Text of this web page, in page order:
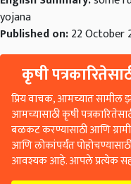
yojana
Published on:22 October
कृषी
प्रिय वाचक, आमच्यात सामील
आमच्यासाठी कृषी
बळकट करण्यासाठी आणि
आणि लोकांपर्यंत
आवश्यक आहे. आपले प्रत्येक